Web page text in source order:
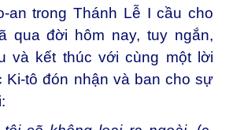
an trong Thánh Lễ I cầu cho
qua đời hôm nay, tuy ngắn,
và kết thúc với cùng một lời
tô đón nhận và ban cho sự